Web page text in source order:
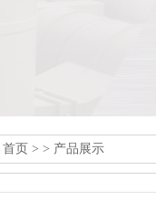
首页 > > 产品展示